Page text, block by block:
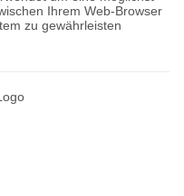
Ihrem Web-Browser
zu gewährleisten